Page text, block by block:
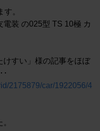
。
装 の025型 TS 10極 カ
けすい」様の記事をほぼ
･
2175879/car/1922056/4